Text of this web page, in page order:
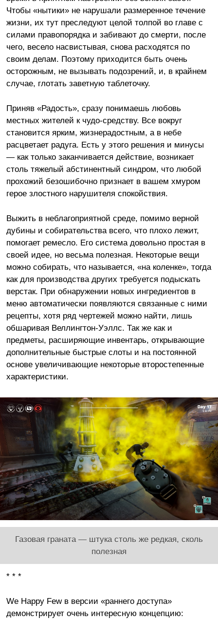
Чтобы «нытики» не нарушали размеренное течение
жизни, их тут преследуют целой толпой во главе с
силами правопорядка и забивают до смерти, после
чего, весело насвистывая, снова расходятся по
своим делам. Поэтому приходится быть очень
осторожным, не вызывать подозрений, и, в крайнем
случае, глотать заветную таблеточку.
Приняв «Радость», сразу понимаешь любовь
местных жителей к чудо-средству. Все вокруг
становится ярким, жизнерадостным, а в небе
расцветает радуга. Есть у этого решения и минусы
— как только заканчивается действие, возникает
столь тяжелый абстинентный синдром, что любой
прохожий безошибочно признает в вашем хмуром
герое злостного нарушителя спокойствия.
Выжить в неблагоприятной среде, помимо верной
дубины и собирательства всего, что плохо лежит,
помогает ремесло. Его система довольно простая в
своей идее, но весьма полезная. Некоторые вещи
можно собирать, что называется, «на коленке», тогда
как для производства других требуется подыскать
верстак. При обнаружении новых ингредиентов в
меню автоматически появляются связанные с ними
рецепты, хотя ряд чертежей можно найти, лишь
обшаривая Веллингтон-Уэллс. Так же как и
предметы, расширяющие инвентарь, открывающие
дополнительные быстрые слоты и на постоянной
основе увеличивающие некоторые второстепенные
характеристики.
Газовая граната — штука столь же редкая, сколь
полезная
* * *
We Happy Few в версии «раннего доступа»
демонстрирует очень интересную концепцию: